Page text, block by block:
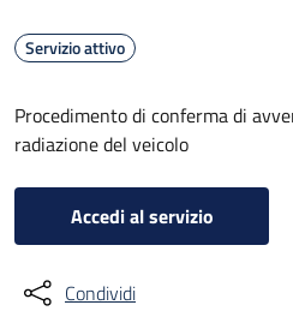
Servizio attivo
Procedimento di conferma di
radiazione del veicolo
Accedi al servizio
Condividi